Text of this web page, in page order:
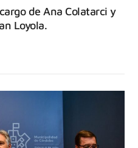
de Ana Colatarci y
Loyola.